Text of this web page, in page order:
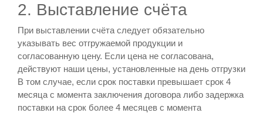
2. Выставление счёта
При выставлении счёта следует обязательно
указывать вес отгружаемой продукции и
согласованную цену. Если цена не согласована,
действуют наши цены, установленные на день отгрузки
В том случае, если срок поставки превышает срок 4
месяца с момента заключения договора либо задержка
поставки на срок более 4 месяцев с момента